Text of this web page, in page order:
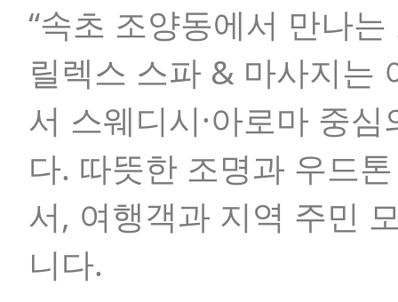
“속초 조양동에서 만나는
릴렉스 스파 & 마사지는
서 스웨디시·아로마 중
다. 따뜻한 조명과 우드
서, 여행객과 지역 주민
니다.